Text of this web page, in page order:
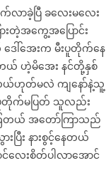
ာခဲ့ပြီ ခလေးမလေး
းတဲ့အကွေ့အပြောင်း
ေါ်အေးက မီးပူတိုက်နေ
တယ် ဟဲ့မိအေး နင်တို့နှစ်
ယ်ဟုတ်မလဲ ကျနော်နဲ့သူ့
ပူတိုက်မပြတ် သူလည်း
ြတယ် အတော်ကြာသည်
ြီး နားစွင့်နေတယ်
ေးစိတ်ပါလာအောင်